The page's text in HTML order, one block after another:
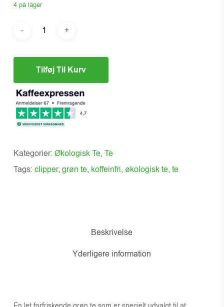
4 på lager
Tilføj Til Kurv
Kategorier: Økologisk Te, Te
Tags: clipper, grøn te, koffeinfri, økologisk te, te
Beskrivelse
Yderligere information